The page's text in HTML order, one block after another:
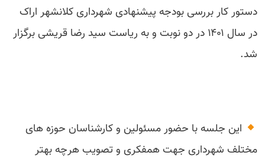
دستور کار بررسی بودجه پیشنهادی شهرداری کلانشهر اراک
در سال ۱۴۰۱ در دو نوبت و به ریاست سید رضا قریشی برگزار
شد.
این جلسه با حضور مسئولین و کارشناسان حوزه های
مختلف شهرداری جهت همفکری و تصویب هرچه بهتر